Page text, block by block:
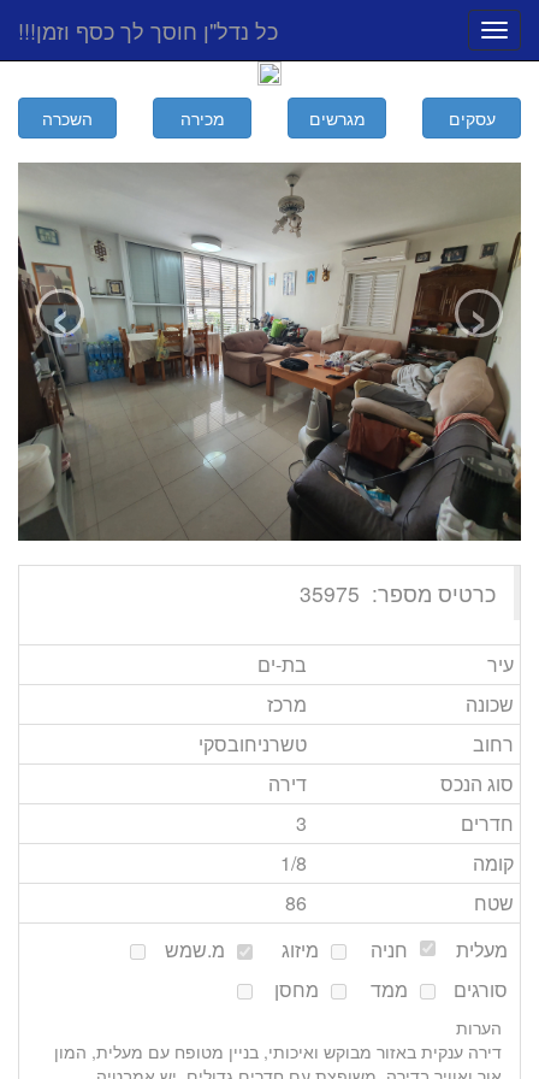
Toggle
navigation
כל נדל"ן חוסך לך כסף וזמן!!!
›
‹
כרטיס מספר: 35975
עיר
בת-ים
שכונה
מרכז
רחוב
טשרניחובסקי
סוג הנכס
דירה
חדרים
3
קומה
1/8
שטח
86
מעלית
חניה מיזוג
מ.שמש
סורגים
ממד מחסן
הערות
דירה ענקית באזור מבוקש ואיכותי, בניין מטופח עם מעלית, המון